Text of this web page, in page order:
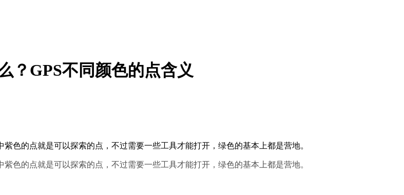
？GPS不同颜色的点含义
色的点就是可以探索的点，不过需要一些工具才能打开，绿色的基本上都是营地。
色的点就是可以探索的点，不过需要一些工具才能打开，绿色的基本上都是营地。